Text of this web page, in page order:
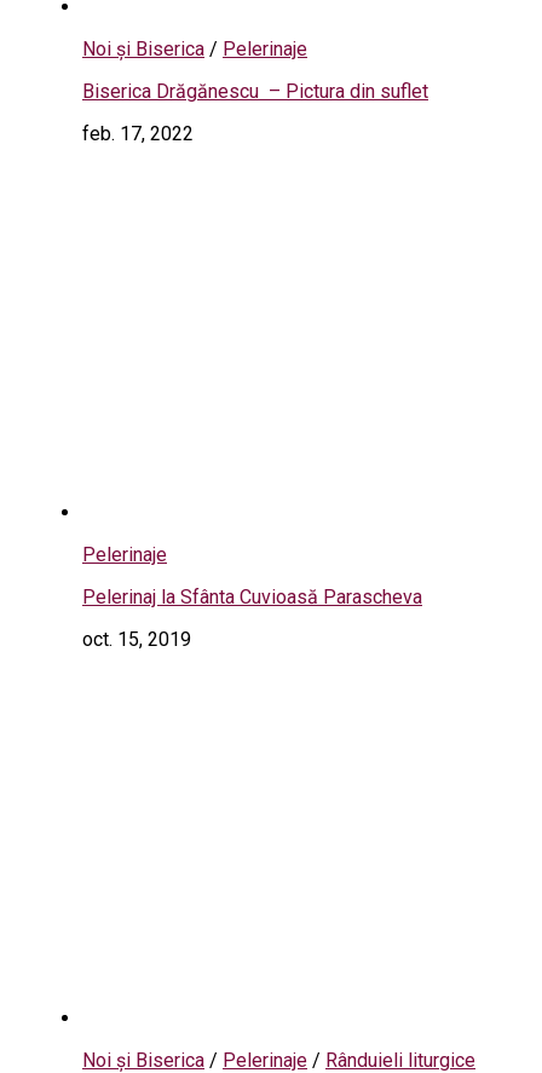
Noi și Biserica / Pelerinaje
Biserica Drăgănescu – Pictura din suflet
feb. 17, 2022
Pelerinaje
Pelerinaj la Sfânta Cuvioasă Parascheva
oct. 15, 2019
Noi și Biserica / Pelerinaje / Rânduieli liturgice